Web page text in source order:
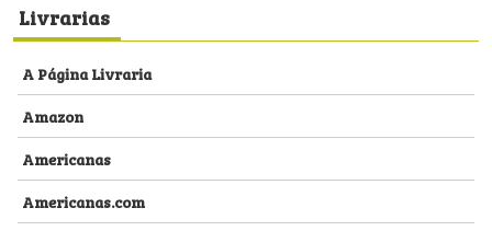
Livrarias
A Página Livraria
Amazon
Americanas
Americanas.com